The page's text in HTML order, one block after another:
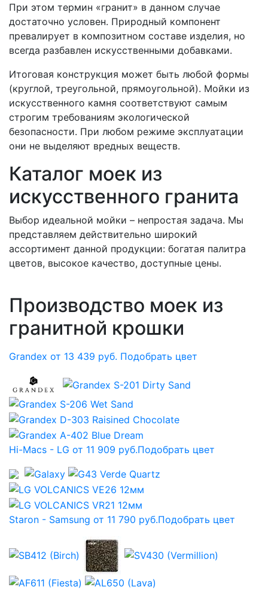
При этом термин «гранит» в данном случае
достаточно условен. Природный компонент
превалирует в композитном составе изделия, но
всегда разбавлен искусственными добавками.
Итоговая конструкция может быть любой формы
(круглой, треугольной, прямоугольной). Мойки из
искусственного камня соответствуют самым
строгим требованиям экологической
безопасности. При любом режиме эксплуатации
они не выделяют вредных веществ.
Каталог моек из
искусственного гранита
Выбор идеальной мойки – непростая задача. Мы
представляем действительно широкий
ассортимент данной продукции: богатая палитра
цветов, высокое качество, доступные цены.
Производство моек из
гранитной крошки
Grandex от 13 439 руб. Подобрать цвет
Hi-Macs - LG от 11 909 руб.Подобрать цвет
Staron - Samsung от 11 790 руб.Подобрать цвет